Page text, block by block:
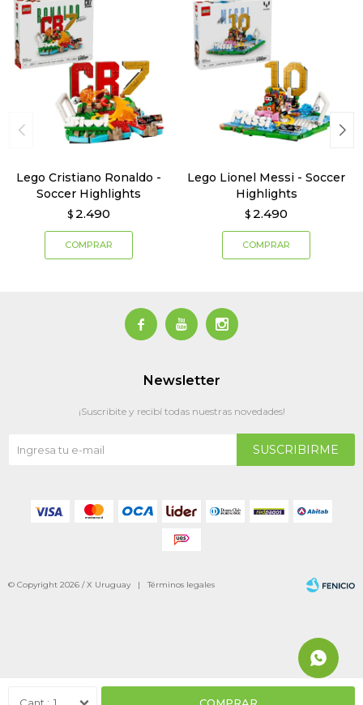
Lego Cristiano Ronaldo -
Soccer Highlights
$ 2.490
Lego Lionel Messi - Soccer
Highlights
$ 2.490
  
Newsletter
¡Suscribite y recibí todas nuestras novedades!
SUSCRIBIRME
© Copyright 2026 / X Uruguay |Términos legales